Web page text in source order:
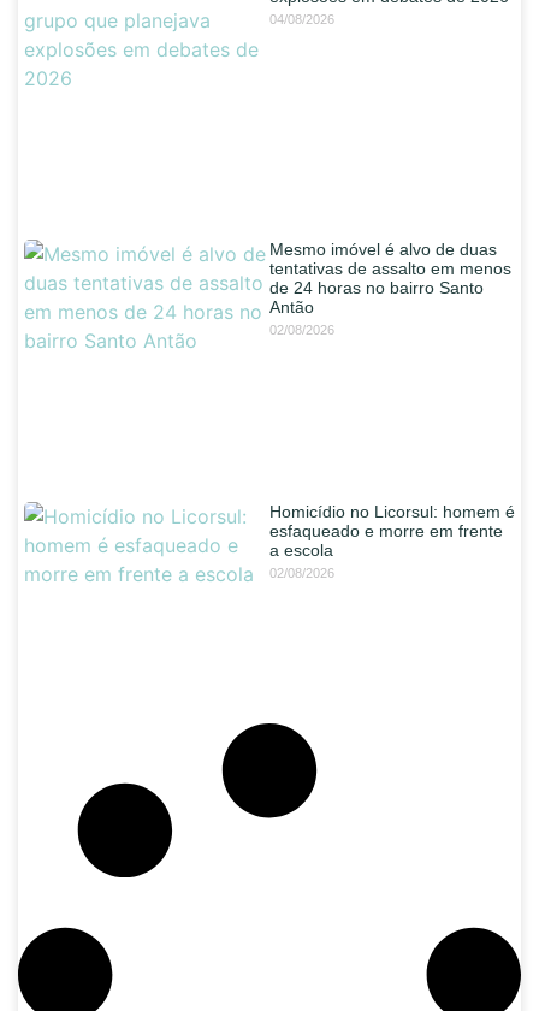
04/08/2026
Mesmo imóvel é alvo de duas
tentativas de assalto em menos
de 24 horas no bairro Santo
Antão
02/08/2026
Homicídio no Licorsul: homem é
esfaqueado e morre em frente
a escola
02/08/2026